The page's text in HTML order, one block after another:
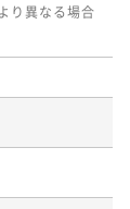
り異なる場合